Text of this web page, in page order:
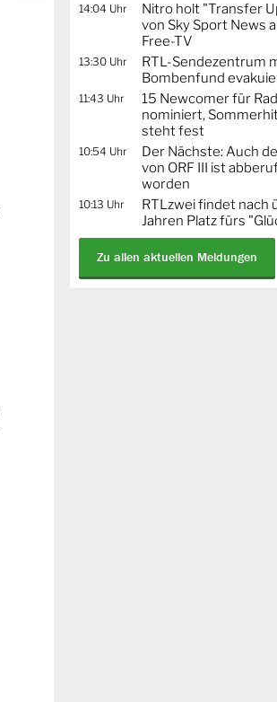
14:04 Uhr
Nitro holt "Transfer
von Sky Sport News
Free-TV
13:30 Uhr
RTL-Sendezentrum
Bombenfund
11:43 Uhr
15 Newcomer für
nominiert,
steht fest
10:54 Uhr
Der Nächste: Auch
von ORF III ist
worden
10:13 Uhr
RTLzwei findet nach
Jahren Platz fürs
Zu allen aktuellen Meldungen